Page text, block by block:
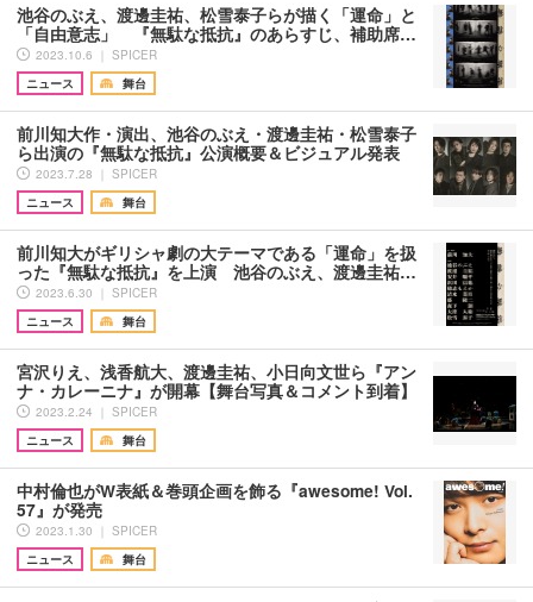
池谷のぶえ、渡邊圭祐、松雪泰子らが描く「運命」と
「自由意志」 『無駄な抵抗』のあらすじ、補助席…
2023.10.6 ｜ SPICER
ニュース
舞台
前川知大作・演出、池谷のぶえ・渡邊圭祐・松雪泰子
ら出演の『無駄な抵抗』公演概要＆ビジュアル発表
2023.7.28 ｜ SPICER
ニュース
舞台
前川知大がギリシャ劇の大テーマである「運命」を扱
った『無駄な抵抗』を上演 池谷のぶえ、渡邊圭祐…
2023.6.30 ｜ SPICER
ニュース
舞台
宮沢りえ、浅香航大、渡邊圭祐、小日向文世ら『アン
ナ・カレーニナ』が開幕【舞台写真＆コメント到着】
2023.2.24 ｜ SPICER
ニュース
舞台
中村倫也がW表紙＆巻頭企画を飾る『awesome! Vol.
57』が発売
2023.1.30 ｜ SPICER
ニュース
舞台